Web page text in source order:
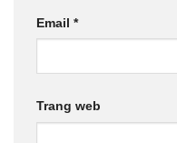
Email *
Trang web